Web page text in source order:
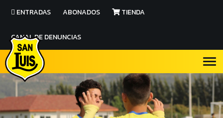
ENTRADAS ABONADOS TIENDA
CANAL DE DENUNCIAS